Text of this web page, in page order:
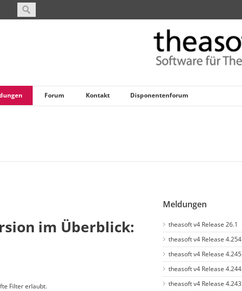
Forum Kontakt Disponentenforum
im Überblick:
Filter erlaubt.
Meldungen
theasoft v4 Release 26.1
theasoft v4 Release 4.254
theasoft v4 Release 4.245
theasoft v4 Release 4.244
theasoft v4 Release 4.243